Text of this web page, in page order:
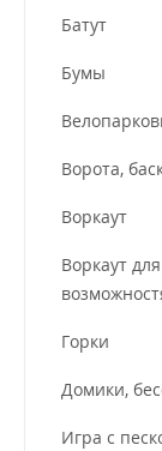
Батут
Бумы
Ворота,
Воркаут
Воркаут
Горки
Домики,
Игра с